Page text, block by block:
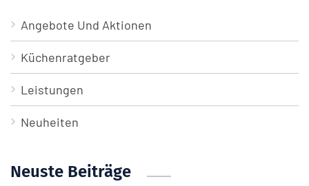
Angebote Und Aktionen
Küchenratgeber
Leistungen
Neuheiten
Neuste Beiträge